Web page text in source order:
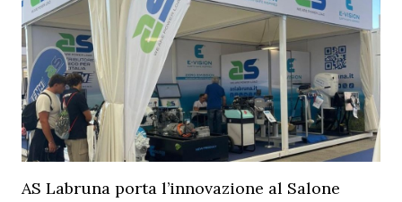
AS Labruna porta l’innovazione al Salone